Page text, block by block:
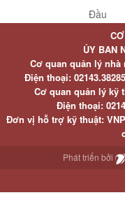
Đầu
ỦY BAN
Cơ quan quản lý nhà
Điện thoại:
Cơ quan quản lý kỹ
Điện thoại:
Đơn vị hỗ trợ kỹ thuật:
Phát triển bởi